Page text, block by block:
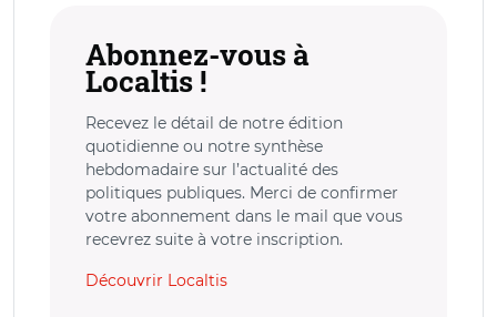
Abonnez-vous à
Localtis !
Recevez le détail de notre édition
quotidienne ou notre synthèse
hebdomadaire sur l’actualité des
politiques publiques. Merci de confirmer
votre abonnement dans le mail que vous
recevrez suite à votre inscription.
Découvrir Localtis